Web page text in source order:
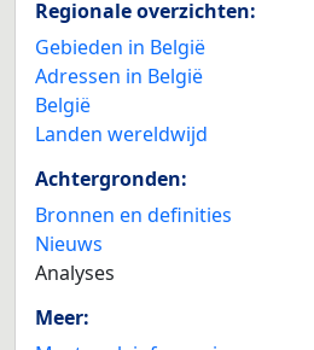
Regionale overzichten:
Gebieden in België
Adressen in België
België
Landen wereldwijd
Achtergronden:
Bronnen en definities
Nieuws
Analyses
Meer: